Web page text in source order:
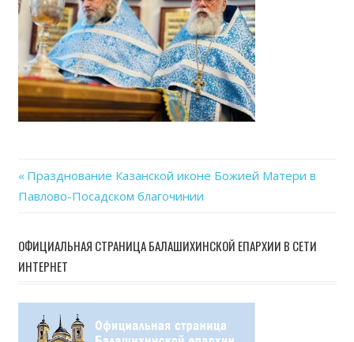
Навигация
записям
Previous
Post:
Празднование Казанской иконе Божией Матери в
Павлово-Посадском благочинии
ОФИЦИАЛЬНАЯ СТРАНИЦА БАЛАШИХИНСКОЙ ЕПАРХИИ В СЕТИ
ИНТЕРНЕТ